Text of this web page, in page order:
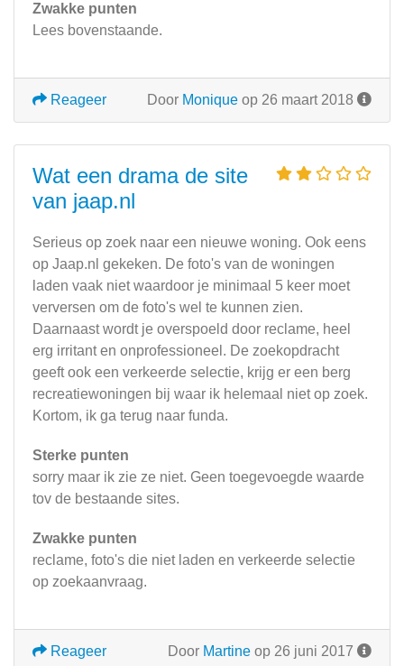
Zwakke punten
Lees bovenstaande.
Door Monique op 26 maart 2018
Reageer
Wat een drama de site
van jaap.nl
Serieus op zoek naar een nieuwe woning. Ook eens
op Jaap.nl gekeken. De foto's van de woningen
laden vaak niet waardoor je minimaal 5 keer moet
verversen om de foto's wel te kunnen zien.
Daarnaast wordt je overspoeld door reclame, heel
erg irritant en onprofessioneel. De zoekopdracht
geeft ook een verkeerde selectie, krijg er een berg
recreatiewoningen bij waar ik helemaal niet op zoek.
Kortom, ik ga terug naar funda.
Sterke punten
sorry maar ik zie ze niet. Geen toegevoegde waarde
tov de bestaande sites.
Zwakke punten
reclame, foto's die niet laden en verkeerde selectie
op zoekaanvraag.
Door Martine op 26 juni 2017
Reageer